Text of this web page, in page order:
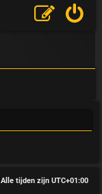
Alle tijden zijn UTC+01:00